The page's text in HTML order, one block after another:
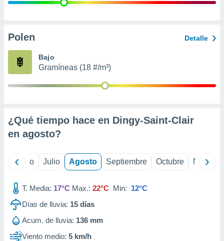
e
publicidad
Polen Detalle
Bajo
Gramíneas (18 #/m³)
¿Qué tiempo hace en Dingy-Saint-Clair
en agosto?
Junio Julio Agosto Septiembre Octubre
T. Media: 17°C Max.: 22°C Min: 12°C
Días de lluvia: 15 días
Acum. de lluvia: 136 mm
Viento medio: 5 km/h